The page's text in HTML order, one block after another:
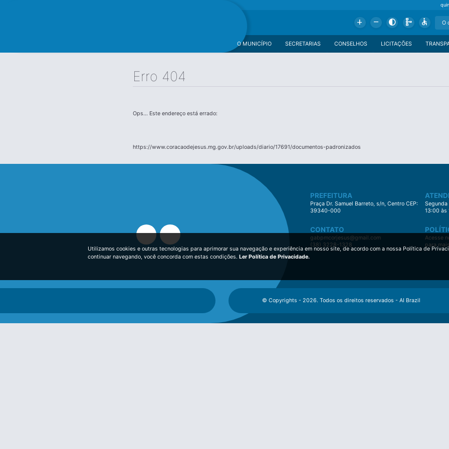
Add Remove Contrast Schema Accessible
LICITAÇÕES
CONSELHOS
SECRETARIAS
O MUNICÍPIO
Erro 404
Ops... Este endereço está errado:
https://www.coracaodejesus.mg.gov.br/uploads/diario/17691/documentos-padronizados
PREFEITURA
Praça Dr. Samuel Barreto, s/n, Centro CEP:
39340-000
Segunda
13:00 às
CONTATO
gabpmcorjesus@gmail.com
(38) 3228-1328
Acesse
para
© Copyrights - 2026. Todos os direitos reservados - AI Brazil
Utilizamos cookies e outras tecnologias para aprimorar sua navegação e experiência em nosso site, de acordo com a nossa Política de
continuar navegando, você concorda com estas condições. Ler Política de Privacidade.